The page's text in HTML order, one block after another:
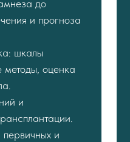
до
и прогноза
шкалы
оценка
и
и